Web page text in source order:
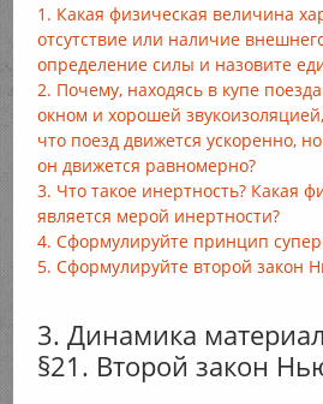
1. Какая физическая величина
отсутствие или наличие
определение силы и назовите
2. Почему, находясь в купе
окном и хорошей
что поезд движется ускоренно,
он движется равномерно?
3. Что такое инертность? Какая
является мерой инертности?
4. Сформулируйте принцип
5. Сформулируйте второй закон
3. Динамика
§21. Второй закон